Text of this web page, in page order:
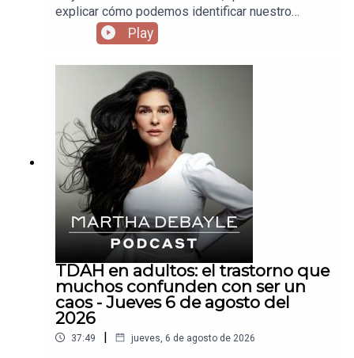
explicar cómo podemos identificar nuestro
propósito en la vida a través del Ikigai.
Play
TDAH en adultos: el trastorno que
muchos confunden con ser un
caos - Jueves 6 de agosto del
2026
37:49 | jueves, 6 de agosto de 2026